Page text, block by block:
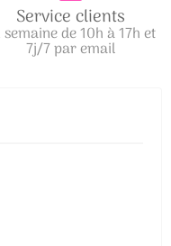
Service clients
semaine de 10h à 17h et
7j/7 par email